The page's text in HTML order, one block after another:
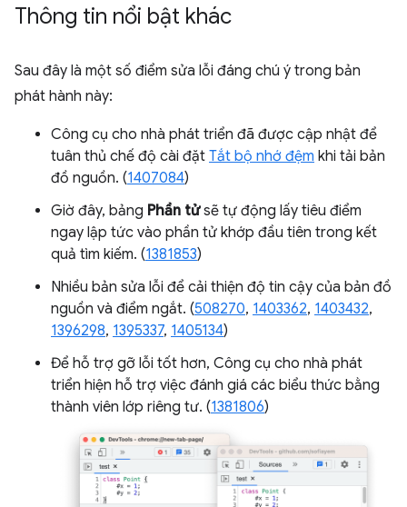
Thông tin nổi bật khác
Sau đây là một số điểm sửa lỗi đáng chú ý trong bản
phát hành này:
Công cụ cho nhà phát triển đã được cập nhật để
tuân thủ chế độ cài đặt Tắt bộ nhớ đệm khi tải bản
đồ nguồn. (1407084)
Giờ đây, bảng Phần tửsẽ tự động lấy tiêu điểm
ngay lập tức vào phần tử khớp đầu tiên trong kết
quả tìm kiếm. (1381853)
Nhiều bản sửa lỗi để cải thiện độ tin cậy của bản đồ
nguồn và điểm ngắt. (508270, 1403362, 1403432,
1396298, 1395337, 1405134)
Để hỗ trợ gỡ lỗi tốt hơn, Công cụ cho nhà phát
triển hiện hỗ trợ việc đánh giá các biểu thức bằng
thành viên lớp riêng tư. (1381806)